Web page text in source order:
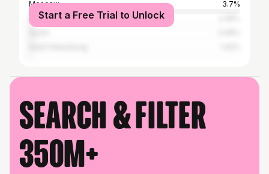
Moscow
3.7%
Kazan
Start a Free Trial to Unlock
Search & filter
350M+